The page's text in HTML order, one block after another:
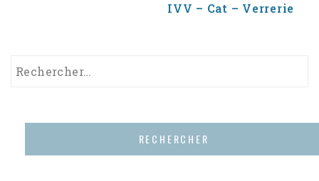
IVV – Cat – Verrerie